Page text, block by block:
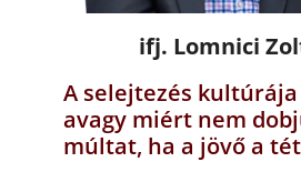
ifj. Lomnici
A selejtezés
avagy miért nem
múltat, ha a jövő a tét